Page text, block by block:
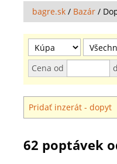
bagre.sk / Bazár /
Cena od
Pridať inzerát - dopyt
62 poptávek